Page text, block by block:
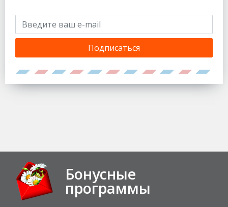
Подписаться
Бонусные
программы